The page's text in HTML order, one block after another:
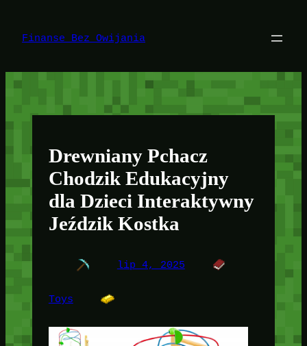
treści
Finanse Bez Owijania
Drewniany Pchacz
Chodzik Edukacyjny
dla Dzieci Interaktywny
Jeździk Kostka
lip 4, 2025
Toys